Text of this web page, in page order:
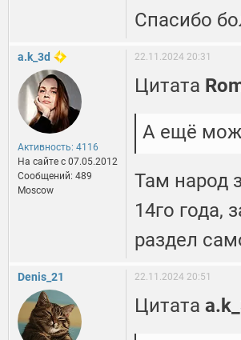
Спасибо
a.k_3d
Активность: 4116
На сайте c 07.05.2012
Сообщений: 489
Moscow
22.11.2024 20:31
Цитата
А ещё
Там народ
14го года,
раздел
Denis_21 22.11.2024 20:51
Цитата